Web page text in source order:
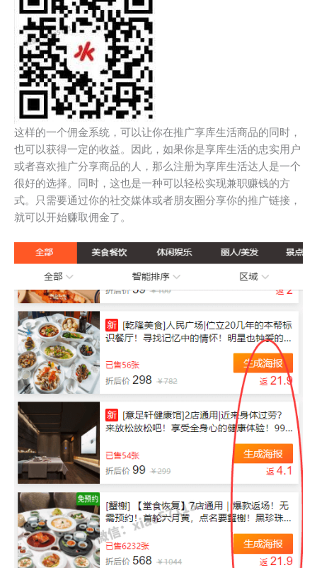
这样的一个佣金系统，可以让你在推广享库生活商品的同时，
也可以获得一定的收益。因此，如果你是享库生活的忠实用户
或者喜欢推广分享商品的人，那么注册为享库生活达人是一个
很好的选择。同时，这也是一种可以轻松实现兼职赚钱的方
式。只需要通过你的社交媒体或者朋友圈分享你的推广链接，
就可以开始赚取佣金了。